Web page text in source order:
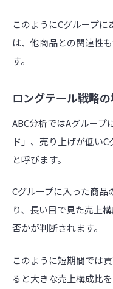
このようにCグループ
は、他商品との関連性
す。
ロングテール戦略
ABC分析ではAグループ
ド」、売り上げが低いC
と呼びます。
Cグループに入った商
り、長い目で見た売上
否かが判断されます。
このように短期間では
ると大きな売上構成比